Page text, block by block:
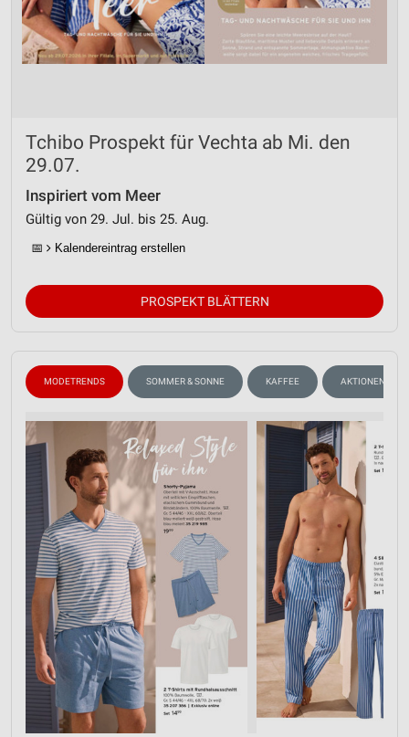
Tchibo Prospekt für Vechta ab Mi. den
29.07.
Inspiriert vom Meer
Gültig von 29. Jul. bis 25. Aug.
📅 Kalendereintrag erstellen
PROSPEKT BLÄTTERN
MODETRENDS SOMMER & SONNE KAFFEE AKTIONEN,